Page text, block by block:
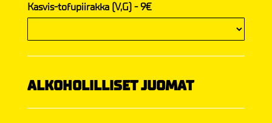
Kasvis-tofupiirakka (V,G) - 9€
ALKOHOLILLISET JUOMAT